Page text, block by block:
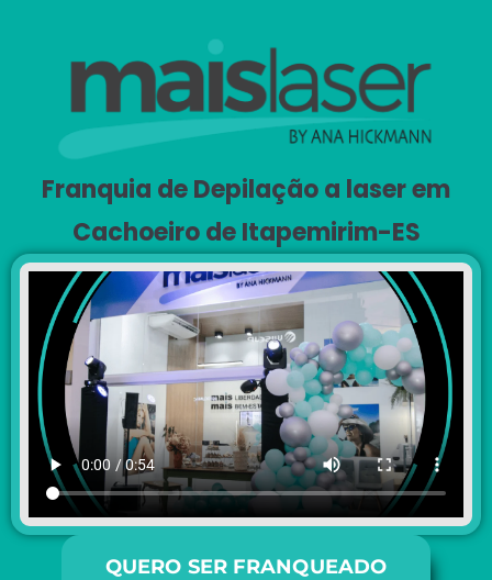
Franquia de Depilação a laser em
Cachoeiro de Itapemirim-ES
QUERO SER FRANQUEADO